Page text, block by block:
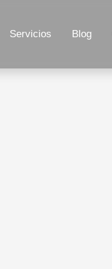
Servicios Blog